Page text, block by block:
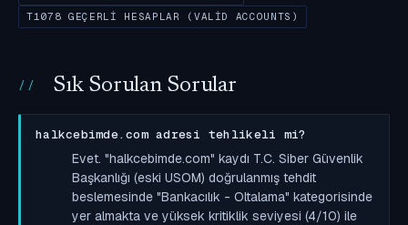
T1078 GEÇERLI HESAPLAR (VALID ACCOUNTS)
Sık Sorulan Sorular
halkcebimde.com adresi tehlikeli mi?
Evet. "halkcebimde.com" kaydı T.C. Siber Güvenlik
Başkanlığı (eski USOM) doğrulanmış tehdit
beslemesinde "Bankacılık - Oltalama" kategorisinde
yer almakta ve yüksek kritiklik seviyesi (4/10) ile